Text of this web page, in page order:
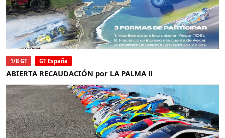
1/8 GT GT España
ABIERTA RECAUDACIÓN por LA PALMA !!